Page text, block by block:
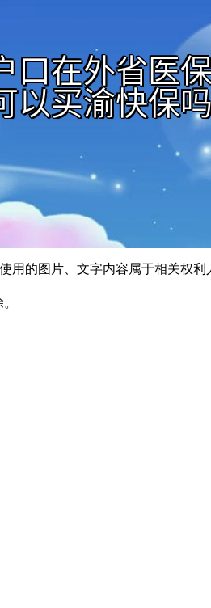
的图片、文字内容属于相关权